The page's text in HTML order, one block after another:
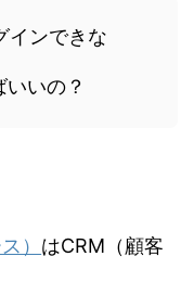
インできな
いの？
） はCRM（顧客